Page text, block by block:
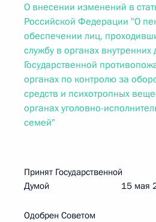
О внесении изменений в
Российской Федерации "О
обеспечении лиц,
службу в органах внутренних
Государственной
органах по контролю за
средств и психотропных
органах уголовно-
семей"
Принят Государственной
Думой 15 мая
Одобрен Советом